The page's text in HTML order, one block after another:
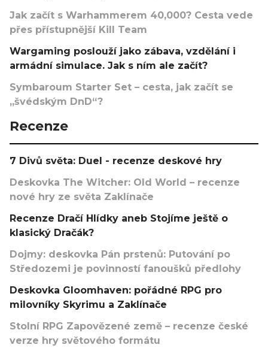
Jak začít s Warhammerem 40,000? Cesta vede
přes přístupnější Kill Team
Wargaming poslouží jako zábava, vzdělání i
armádní simulace. Jak s ním ale začít?
Symbaroum Starter Set – cesta, jak začít se
„švédským DnD“?
Recenze
7 Divů světa: Duel - recenze deskové hry
Deskovka The Witcher: Old World – recenze
nové hry ze světa Zaklínače
Recenze Dračí Hlídky aneb Stojíme ještě o
klasický Dračák?
Dojmy: deskovka Pán prstenů: Putování po
Středozemi je povinností fanoušků předlohy
Deskovka Gloomhaven: pořádné RPG pro
milovníky Skyrimu a Zaklínače
Stolní RPG Zapovězené země – recenze české
verze hry světového formátu